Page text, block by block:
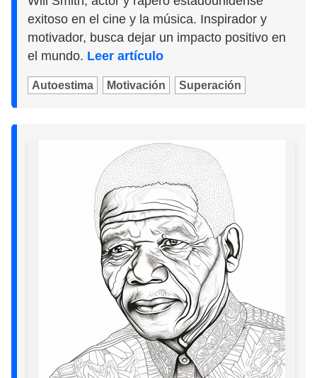
exitoso en el cine y la música. Inspirador y
motivador, busca dejar un impacto positivo en
el mundo. Leer artículo
Autoestima Motivación Superación